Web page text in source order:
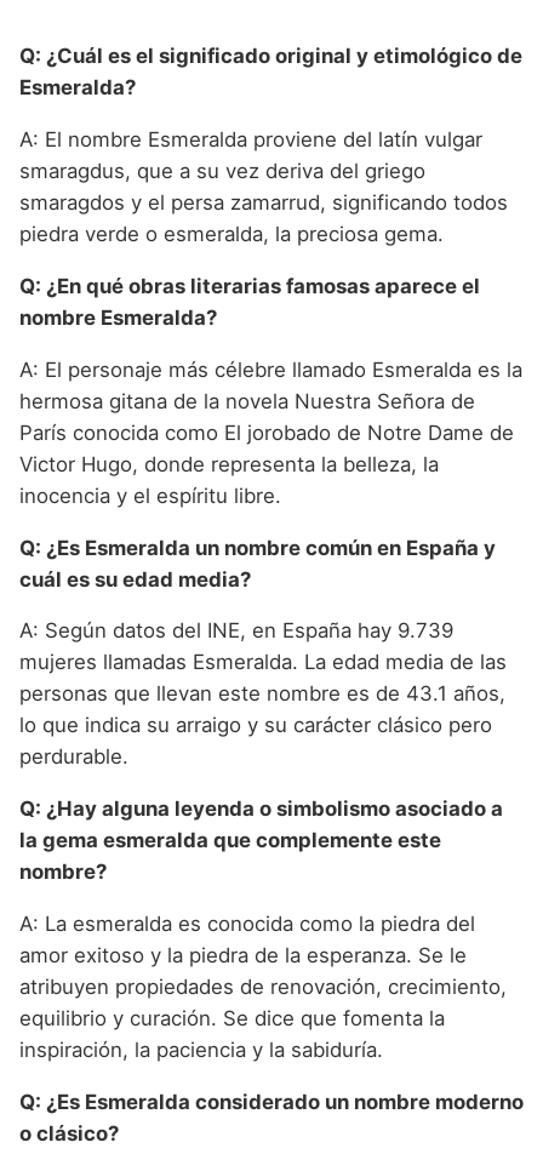
Q: ¿Cuál es el significado original y etimológico de
Esmeralda?
A: El nombre Esmeralda proviene del latín vulgar
smaragdus, que a su vez deriva del griego
smaragdos y el persa zamarrud, significando todos
piedra verde o esmeralda, la preciosa gema.
Q: ¿En qué obras literarias famosas aparece el
nombre Esmeralda?
A: El personaje más célebre llamado Esmeralda es la
hermosa gitana de la novela Nuestra Señora de
París conocida como El jorobado de Notre Dame de
Victor Hugo, donde representa la belleza, la
inocencia y el espíritu libre.
Q: ¿Es Esmeralda un nombre común en España y
cuál es su edad media?
A: Según datos del INE, en España hay 9.739
mujeres llamadas Esmeralda. La edad media de las
personas que llevan este nombre es de 43.1 años,
lo que indica su arraigo y su carácter clásico pero
perdurable.
Q: ¿Hay alguna leyenda o simbolismo asociado a
la gema esmeralda que complemente este
nombre?
A: La esmeralda es conocida como la piedra del
amor exitoso y la piedra de la esperanza. Se le
atribuyen propiedades de renovación, crecimiento,
equilibrio y curación. Se dice que fomenta la
inspiración, la paciencia y la sabiduría.
Q: ¿Es Esmeralda considerado un nombre moderno
o clásico?